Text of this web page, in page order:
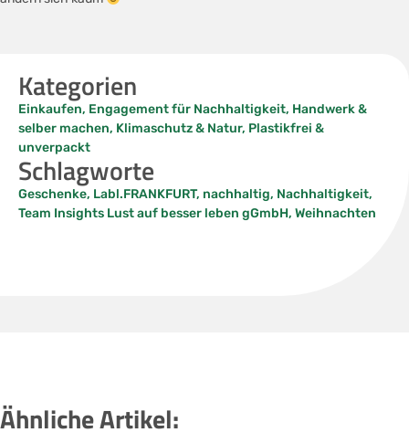
Kategorien
Einkaufen, Engagement für Nachhaltigkeit, Handwerk &
selber machen, Klimaschutz & Natur, Plastikfrei &
unverpackt
Schlagworte
Geschenke, Labl.FRANKFURT, nachhaltig, Nachhaltigkeit,
Team Insights Lust auf besser leben gGmbH, Weihnachten
Ähnliche Artikel: